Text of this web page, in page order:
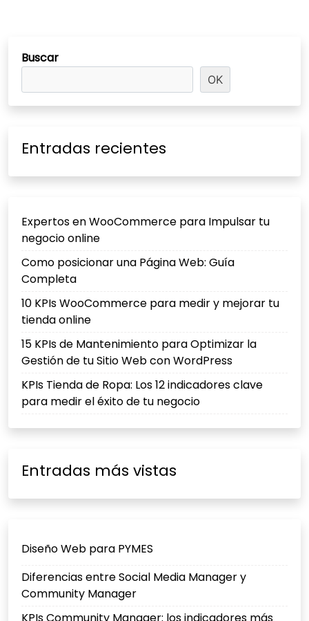
Buscar
OK
Entradas recientes
Expertos en WooCommerce para Impulsar tu
negocio online
Como posicionar una Página Web: Guía
Completa
10 KPIs WooCommerce para medir y mejorar tu
tienda online
15 KPIs de Mantenimiento para Optimizar la
Gestión de tu Sitio Web con WordPress
KPIs Tienda de Ropa: Los 12 indicadores clave
para medir el éxito de tu negocio
Entradas más vistas
Diseño Web para PYMES
Diferencias entre Social Media Manager y
Community Manager